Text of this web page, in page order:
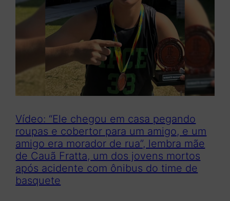
Vídeo: “Ele chegou em casa pegando
roupas e cobertor para um amigo, e um
amigo era morador de rua”, lembra mãe
de Cauã Fratta, um dos jovens mortos
após acidente com ônibus do time de
basquete